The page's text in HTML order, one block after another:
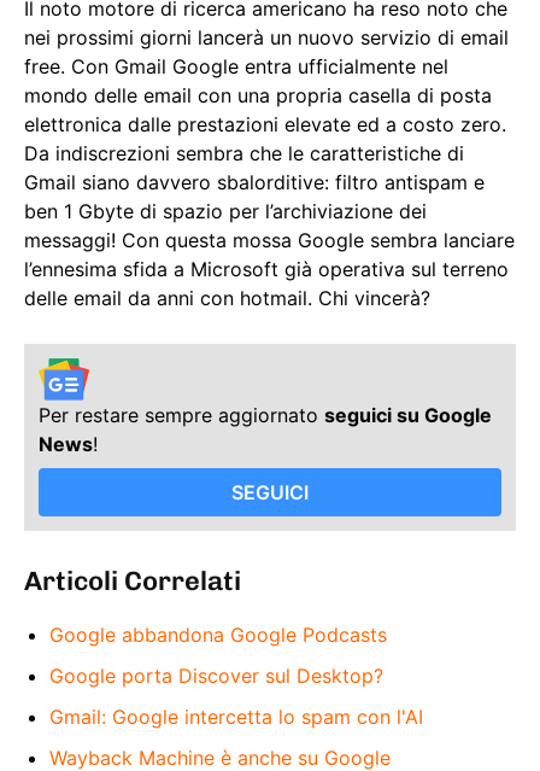
Il noto motore di ricerca americano ha reso noto che
nei prossimi giorni lancerà un nuovo servizio di email
free. Con Gmail Google entra ufficialmente nel
mondo delle email con una propria casella di posta
elettronica dalle prestazioni elevate ed a costo zero.
Da indiscrezioni sembra che le caratteristiche di
Gmail siano davvero sbalorditive: filtro antispam e
ben 1 Gbyte di spazio per l’archiviazione dei
messaggi! Con questa mossa Google sembra lanciare
l’ennesima sfida a Microsoft già operativa sul terreno
delle email da anni con hotmail. Chi vincerà?
Per restare sempre aggiornato seguici su Google
News!
SEGUICI
Articoli Correlati
Google abbandona Google Podcasts
Google porta Discover sul Desktop?
Gmail: Google intercetta lo spam con l'AI
Wayback Machine è anche su Google